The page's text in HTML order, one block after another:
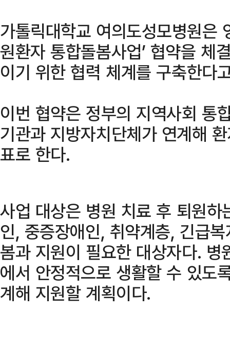
가톨릭대학교 여의도성모병원은
원환자 통합돌봄사업’ 협약을 체
이기 위한 협력 체계를 구축한다
이번 협약은 정부의 지역사회 통
기관과 지방자치단체가 연계해
표로 한다.
사업 대상은 병원 치료 후 퇴원
인, 중증장애인, 취약계층, 긴급
봄과 지원이 필요한 대상자다.
에서 안정적으로 생활할 수 있도
계해 지원할 계획이다.